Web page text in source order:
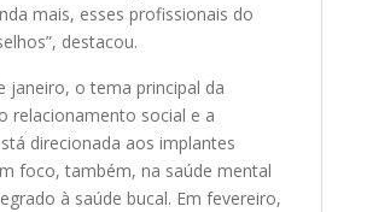
mais, esses profissionais do
destacou.
janeiro, o tema principal da
relacionamento social e a
direcionada aos implantes
foco, também, na saúde mental
à saúde bucal. Em fevereiro,